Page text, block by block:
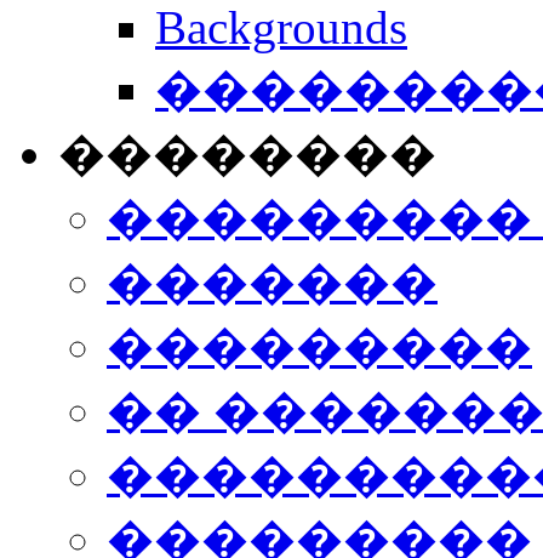
Backgrounds
��������
���������
�������
���������
��
���������